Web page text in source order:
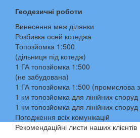
Геодезичні роботи
Винесення меж ділянки
Розбивка осей котеджа
Топозйомка 1:500
(дільниця під котедж)
1 ГА топозйомка 1:500
(не забудована)
1 ГА топозйомка 1:500 (промислова
1 км топозйомка для лінійних
1 км топозйомка для лінійних
Погодження всіх комунікацій
Рекомендаційні листи наших клієнтів